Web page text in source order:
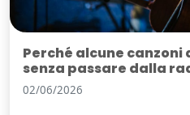
Perché alcune
senza passare dalla
02/06/2026